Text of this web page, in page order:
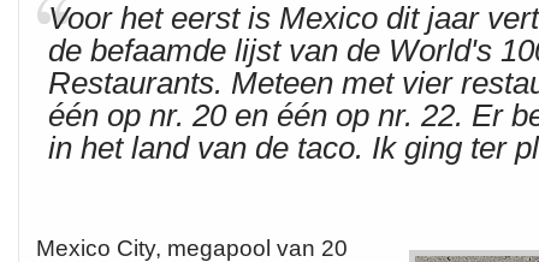
Voor het eerst is Mexico dit jaar
de befaamde lijst van de World's
Restaurants. Meteen met vier
één op nr. 20 en één op nr. 22. Er
in het land van de taco. Ik ging ter
Mexico City, megapool van 20